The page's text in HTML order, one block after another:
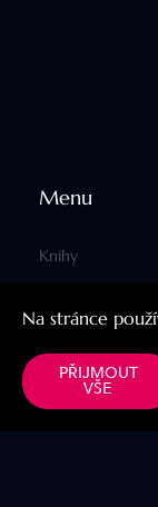
Menu
Knihy
Prabhupada
Na stránce
PŘIJMOUT
VŠE